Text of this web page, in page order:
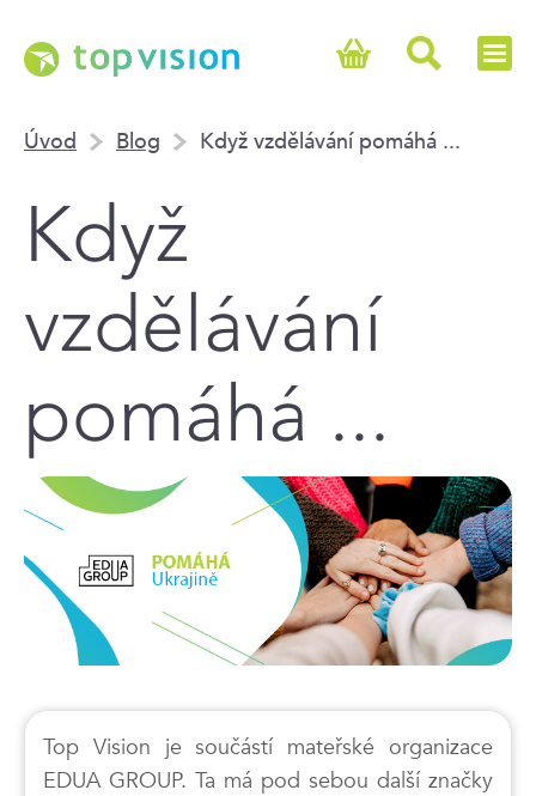
Úvod Blog Když vzdělávání pomáhá ...
Když
vzdělávání
pomáhá ...
Top Vision je součástí mateřské organizace
EDUA GROUP. Ta má pod sebou další značky